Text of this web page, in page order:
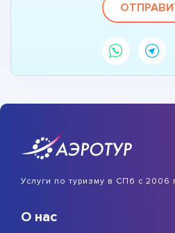
Услуги по туризму в СПб с 2006
О нас